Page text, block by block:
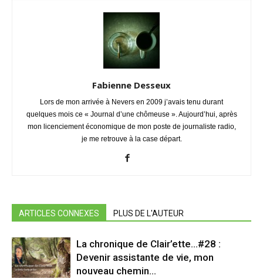
Fabienne Desseux
Lors de mon arrivée à Nevers en 2009 j’avais tenu durant
quelques mois ce « Journal d’une chômeuse ». Aujourd’hui, après
mon licenciement économique de mon poste de journaliste radio,
je me retrouve à la case départ.
ARTICLES CONNEXES PLUS DE L'AUTEUR
La chronique de Clair’ette…#28 :
Devenir assistante de vie, mon
nouveau chemin…